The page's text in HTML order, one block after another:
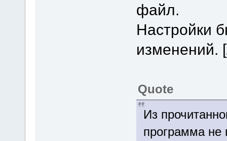
файл.
Настройки
изменений.
Quote
Из
программа не